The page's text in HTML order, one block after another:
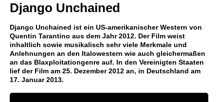
Django Unchained
Django Unchained ist ein US-amerikanischer Western von
Quentin Tarantino aus dem Jahr 2012. Der Film weist
inhaltlich sowie musikalisch sehr viele Merkmale und
Anlehnungen an den Italowestern wie auch gleichermaßen
an das Blaxploitationgenre auf. In den Vereinigten Staaten
lief der Film am 25. Dezember 2012 an, in Deutschland am
17. Januar 2013.